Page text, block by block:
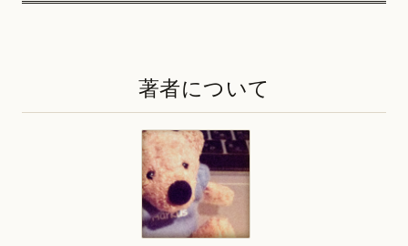
著者について